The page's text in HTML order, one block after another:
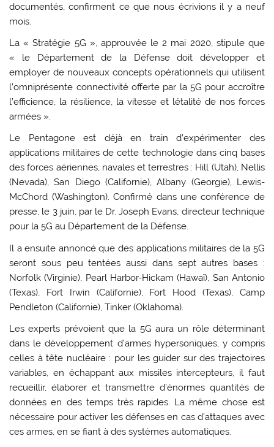
documentés, confirment ce que nous écrivions il y a neuf
mois.
La « Stratégie 5G », approuvée le 2 mai 2020, stipule que
« le Département de la Défense doit développer et
employer de nouveaux concepts opérationnels qui utilisent
l’omniprésente connectivité offerte par la 5G pour accroître
l’efficience, la résilience, la vitesse et létalité de nos forces
armées ».
Le Pentagone est déjà en train d’expérimenter des
applications militaires de cette technologie dans cinq bases
des forces aériennes, navales et terrestres : Hill (Utah), Nellis
(Nevada), San Diego (Californie), Albany (Georgie), Lewis-
McChord (Washington). Confirmé dans une conférence de
presse, le 3 juin, par le Dr. Joseph Evans, directeur technique
pour la 5G au Département de la Défense.
Il a ensuite annoncé que des applications militaires de la 5G
seront sous peu tentées aussi dans sept autres bases :
Norfolk (Virginie), Pearl Harbor-Hickam (Hawaï), San Antonio
(Texas), Fort Irwin (Californie), Fort Hood (Texas), Camp
Pendleton (Californie), Tinker (Oklahoma).
Les experts prévoient que la 5G aura un rôle déterminant
dans le développement d’armes hypersoniques, y compris
celles à tête nucléaire : pour les guider sur des trajectoires
variables, en échappant aux missiles intercepteurs, il faut
recueillir, élaborer et transmettre d’énormes quantités de
données en des temps très rapides. La même chose est
nécessaire pour activer les défenses en cas d’attaques avec
ces armes, en se fiant à des systèmes automatiques.